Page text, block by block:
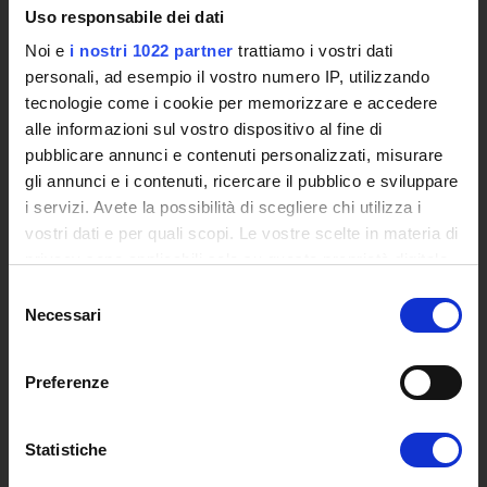
Uso responsabile dei dati
Noi e i nostri 1022 partner trattiamo i vostri dati
personali, ad esempio il vostro numero IP, utilizzando
tecnologie come i cookie per memorizzare e accedere
alle informazioni sul vostro dispositivo al fine di
pubblicare annunci e contenuti personalizzati, misurare
gli annunci e i contenuti, ricercare il pubblico e sviluppare
i servizi. Avete la possibilità di scegliere chi utilizza i
vostri dati e per quali scopi. Le vostre scelte in materia di
modificare o revocare il proprio consenso in qualsiasi
momento dalla Dichiarazione sui cookie o facendo clic
raccogliere informazioni sulla tua posizione
geografica, con un'approssimazione di qualche
delNecessari
Preferenze
Statistiche
Eventi
Siti Istituzionali e Progetti Interuniversitari
Accesso alla Banca Dati di Segreteria Online
Posta Elettronica Certificata - PEC
Bacheca del Rettore
DIDATTICA
Corsi di Laurea
Corsi di Perfezionamento
Percorsi abilitanti di formazione iniziale degli insegnanti